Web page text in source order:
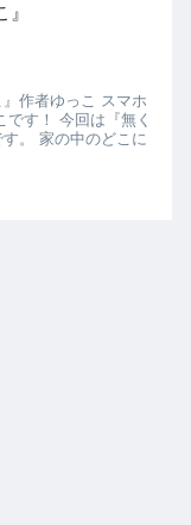
作者ゆっこ スマホ
す！ 今回は『無く
。 家の中のどこに